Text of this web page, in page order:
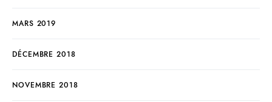
MARS 2019
DÉCEMBRE 2018
NOVEMBRE 2018